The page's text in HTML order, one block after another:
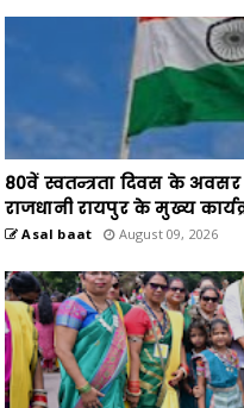
80वें स्वतन्त्रता दिवस के अवसर
राजधानी रायपुर के मुख्य
Asal baat August 09, 2026
विश्व आदिवासी दिवस पर
आदिवासी समाज, विधायक